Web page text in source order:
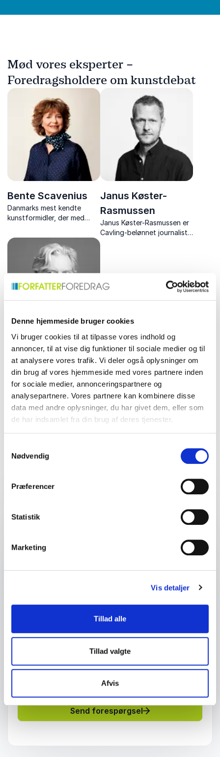
Denne hjemmeside bruger cookies
Vi bruger cookies til at tilpasse vores indhold og
annoncer, til at vise dig funktioner til sociale medier og til
at analysere vores trafik. Vi deler også oplysninger om
din brug af vores hjemmeside med vores partnere inden
for sociale medier, annonceringspartnere og
analysepartnere. Vores partnere kan kombinere disse
data med andre oplysninger, du har givet dem, eller som
de har indsamlet fra din brug af deres tjenester.
Nødvendig
Præferencer
Statistik
Marketing
Vis detaljer
Tillad alle
Tillad valgte
Afvis
Mød vores eksperter –
Foredragsholdere om kunstdebat
Bente Scavenius
Danmarks mest kendte
kunstformidler, der med
døren til kunstens verden.
Janus Køster-
Rasmussen
Janus Køster-Rasmussen er
Cavling-belønnet journalist,
Kristian von
Hornsleth
Internationalt og nationalt
anerkendt dansk kunstner,
futilist samt forfatter.
Dit navn
*
Spørgsmål eller kommentar
Send forespørgsel